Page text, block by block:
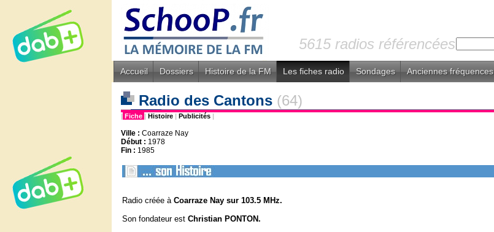
5615 radios référencées
Accueil Dossiers Histoire de la FM Les fiches radio Sondages Anciennes fréquences
Radio des Cantons (64)
| Fiche | Histoire | Publicités |
Ville : Coarraze Nay
Début : 1978
Fin : 1985
Radio créée àCoarraze Nay sur 103.5 MHz.
Son fondateur est Christian PONTON.